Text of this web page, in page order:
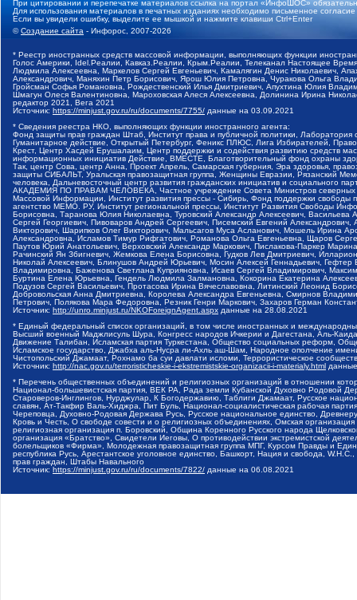
При цитировании и перепечатке материалов ссылка на портал «ИнфоШОС»
Для использования материалов в печатных изданиях необходимо письменное
Если вы увидели ошибку, выделите ее мышкой и нажмите клавиши Ctrl+Enter
©Создание сайта - Инфорос, 2007-2026
* Реестр иностранных средств массовой информации, выполняющих функции
Голос Америки, Idel.Реалии, Кавказ.Реалии, Крым.Реалии, Телеканал Настоящее
Людмила Алексеевна, Маркелов Сергей Евгеньевич, Камалягин Денис Николаевич,
Александрович, Маняхин Петр Борисович, Ярош Юлия Петровна, Чуракова Ольга
Гройсман Софья Романовна, Рождественский Илья Дмитриевич, Апухтина Юлия
Шмагун Олеся Валентиновна, Мароховская Алеся Алексеевна, Долинина Ирина
редактор 2021, Вега 2021
Источник: https://minjust.gov.ru/ru/documents/7755/ данные на 03.09.2021
* Сведения реестра НКО, выполняющих функции иностранного агента:
Фонд защиты прав граждан Штаб, Институт права и публичной политики,
Гуманитарное действие, Открытый Петербург, Феникс ПЛЮС, Лига Избирателей,
Крест, Центр Хасдей Ерушалаим, Центр поддержки и содействия развитию средств
информационных инициатив Действие, ВМЕСТЕ, Благотворительный фонд охраны
Так, центр Сова, центр Анна, Проект Апрель, Самарская губерния, Эра здоровья,
защиты СИБАЛЬТ, Уральская правозащитная группа, Женщины Евразии, Рязанский
человека, Дальневосточный центр развития гражданских инициатив и социального
АКАДЕМИЯ ПО ПРАВАМ ЧЕЛОВЕКА, Частное учреждение Совета Министров северных
Массовой Информации, Институт развития прессы - Сибирь, Фонд поддержки
агентство МЕМО. РУ, Институт региональной прессы, Институт Развития Свободы
Борисовна, Таранова Юлия Николаевна, Туровский Александр Алексеевич,
Сергей Георгиевич, Пивоваров Андрей Сергеевич, Писемский Евгений
Викторович, Шарипков Олег Викторович, Мальсагов Муса Асланович, Мошель Ирина
Александровна, Исламов Тимур Рифгатович, Романова Ольга Евгеньевна, Щаров
Паутов Юрий Анатольевич, Верховский Александр Маркович, Пислакова-Паркер
Рачинский Ян Збигневич, Жемкова Елена Борисовна, Гудков Лев Дмитриевич,
Николай Алексеевич, Блинушов Андрей Юрьевич, Мосин Алексей Геннадьевич,
Владимировна, Баженова Светлана Куприяновна, Исаев Сергей Владимирович,
Буртина Елена Юрьевна, Гендель Людмила Залмановна, Кокорина Екатерина
Подузов Сергей Васильевич, Протасова Ирина Вячеславовна, Литинский Леонид
Добровольская Анна Дмитриевна, Королева Александра Евгеньевна, Смирнов
Петрович, Полякова Мара Федоровна, Резник Генри Маркович, Захаров Герман
Источник: http://unro.minjust.ru/NKOForeignAgent.aspx данные на 28.08.2021
* Единый федеральный список организаций, в том числе иностранных и
Высший военный Маджлисуль Шура, Конгресс народов Ичкерии и Дагестана, Аль-
Движение Талибан, Исламская партия Туркестана, Общество социальных реформ,
Исламское государство, Джабха аль-Нусра ли-Ахль аш-Шам, Народное ополчение
Чистопольский Джамаат, Рохнамо ба суи давлати исломи, Террористическое
Источник: http://nac.gov.ru/terroristicheskie-i-ekstremistskie-organizacii-i-materialy.html
* Перечень общественных объединений и религиозных организаций в отношении
Национал-большевистская партия, ВЕК РА, Рада земли Кубанской Духовно Родовой
Староверов-Инглингов, Нурджулар, К Богодержавию, Таблиги Джамаат, Русское
славян, Ат-Такфир Валь-Хиджра, Пит Буль, Национал-социалистическая рабочая
Череповца, Духовно-Родовая Держава Русь, Русское национальное единство,
Кровь и Честь, О свободе совести и о религиозных объединениях, Омская
религиозная организация п. Боровский, Община Коренного Русского народа
организация «Братство», Свидетели Иеговы, О противодействии экстремистской
болельщиков «Фирма», Молодежная правозащитная группа МПГ, Курсом Правды и
республика Русь, Арестантское уголовное единство, Башкорт, Нация и свобода,
прав граждан, Штабы Навального
Источник: https://minjust.gov.ru/ru/documents/7822/ данные на 06.08.2021